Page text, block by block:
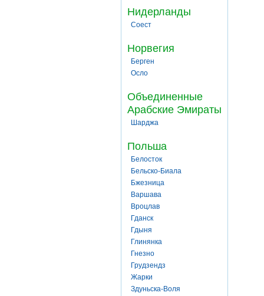
Нидерланды
Соест
Норвегия
Берген
Осло
Объединенные
Арабские Эмираты
Шарджа
Польша
Белосток
Бельско-Биала
Бжезница
Варшава
Вроцлав
Гданск
Гдыня
Глинянка
Гнезно
Грудзендз
Жарки
Здуньска-Воля